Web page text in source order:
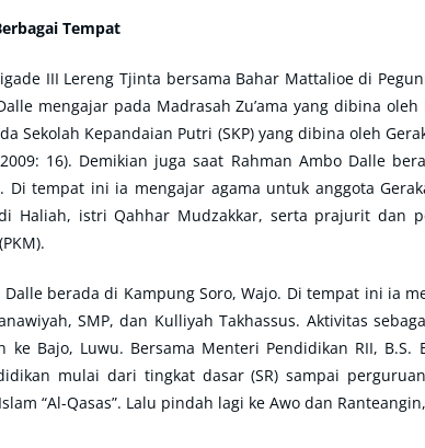
Tempat
III Lereng Tjinta bersama Bahar Mattalioe di
mengajar pada Madrasah Zu’ama yang dibina
Sekolah Kepandaian Putri (SKP) yang dibina oleh
16). Demikian juga saat Rahman Ambo Dalle
Di tempat ini ia mengajar agama untuk anggota
Haliah, istri Qahhar Mudzakkar, serta prajurit dan
berada di Kampung Soro, Wajo. Di tempat ini ia
SMP, dan Kulliyah Takhassus. Aktivitas
ke Bajo, Luwu. Bersama Menteri Pendidikan RII,
mulai dari tingkat dasar (SR) sampai
“Al-Qasas”. Lalu pindah lagi ke Awo dan